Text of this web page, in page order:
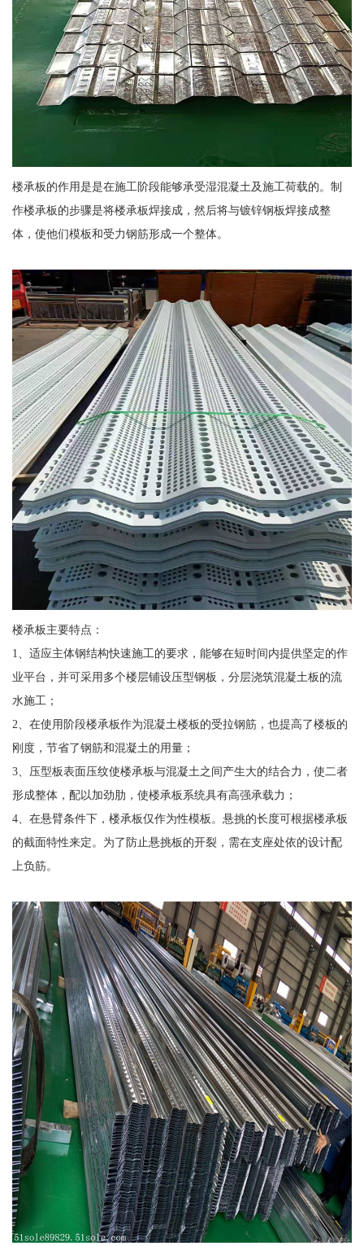
楼承板的作用是是在施工阶段能够承受湿混凝土及施工荷载的。制
作楼承板的步骤是将楼承板焊接成，然后将与镀锌钢板焊接成整
体，使他们模板和受力钢筋形成一个整体。
楼承板主要特点：
1、适应主体钢结构快速施工的要求，能够在短时间内提供坚定的作
业平台，并可采用多个楼层铺设压型钢板，分层浇筑混凝土板的流
水施工；
2、在使用阶段楼承板作为混凝土楼板的受拉钢筋，也提高了楼板的
刚度，节省了钢筋和混凝土的用量；
3、压型板表面压纹使楼承板与混凝土之间产生大的结合力，使二者
形成整体，配以加劲肋，使楼承板系统具有高强承载力；
4、在悬臂条件下，楼承板仅作为性模板。悬挑的长度可根据楼承板
的截面特性来定。为了防止悬挑板的开裂，需在支座处依的设计配
上负筋。